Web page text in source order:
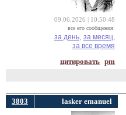
09.06.2026 | 10:50:48
все его сообщения:
за день, за месяц,
за все время
цитировать pm
3803 lasker emanuel